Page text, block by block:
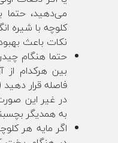
می‌دهید، حتما
کلوچه با شیره
نکات باعث
حتما هنگام
فاصله قرار
در غیر این
به همدیگر
اگر مایه هر